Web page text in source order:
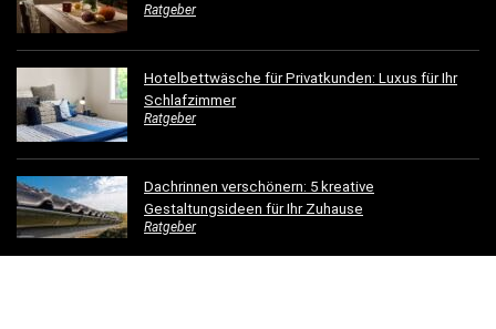
Ratgeber
Hotelbettwäsche für Privatkunden: Luxus für Ihr
Schlafzimmer
Ratgeber
Dachrinnen verschönern: 5 kreative
Gestaltungsideen für Ihr Zuhause
Ratgeber